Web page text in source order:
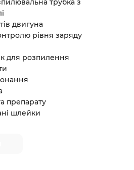
трубка з
двигуна
рівня заряду
для розпилення
препарату
шлейки